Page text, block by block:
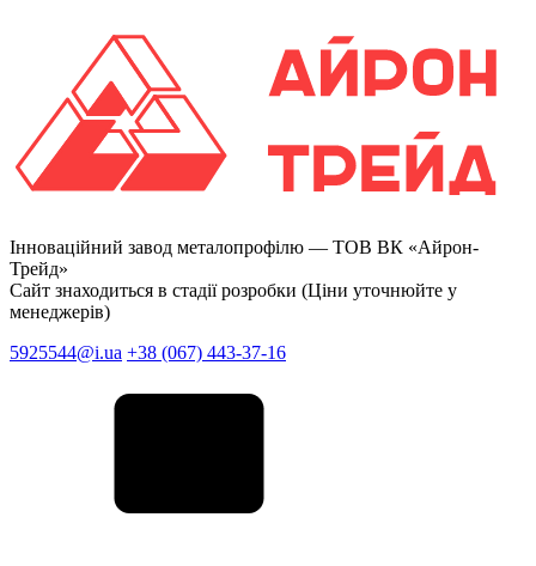
Інноваційний завод металопрофілю — ТОВ ВК «Айрон-
Трейд»
Сайт знаходиться в стадії розробки (Ціни уточнюйте у
менеджерів)
5925544@i.ua +38 (067) 443-37-16